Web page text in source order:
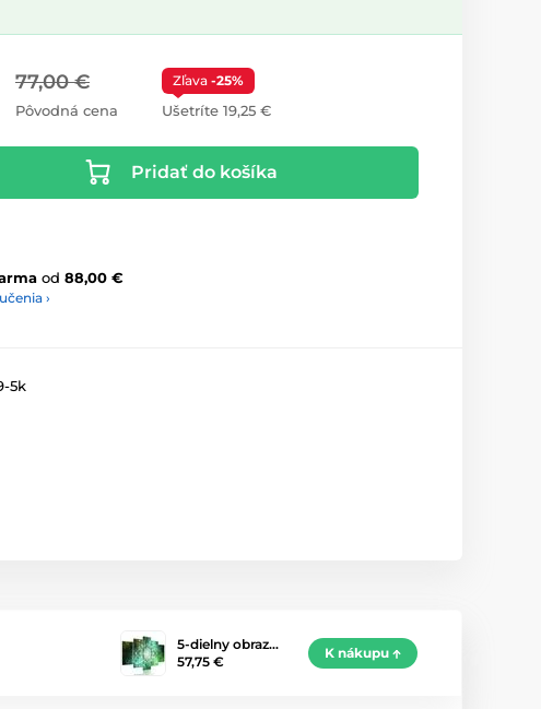
77,00 €
Pôvodná cena
Zľava -25%
Ušetríte 19,25 €
Pridať do košíka
od 88,00 €
›
5k
5-dielny obraz…
57,75 €
K nákupu